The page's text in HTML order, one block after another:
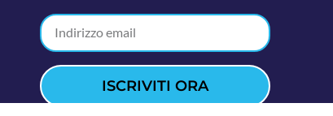
ISCRIVITI ORA